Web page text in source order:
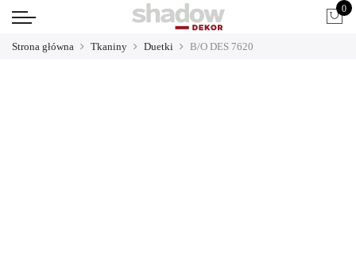
0
Strona główna Tkaniny Duetki B/O DES 7620